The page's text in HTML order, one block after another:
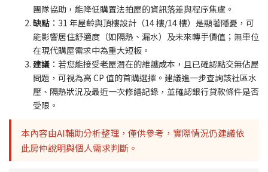
團隊協助，能降低購置法拍屋的資訊落差與程序焦慮。
缺點 ：31 年屋齡與頂樓設計（14 樓/14 樓）是顯著隱憂，可
能影響居住舒適度（如隔熱、漏水）及未來轉手價值；無車位
在現代購屋需求中為重大短板。
建議 ：若您能接受老屋潛在的維護成本，且已確認點交無佔屋
問題，可視為高 CP 值的首購選擇。建議進一步查詢該社區水
壓、隔熱狀況及最近一次修繕記錄，並確認銀行貸款條件是否
受限。
本內容由AI輔助分析整理，僅供參考，實際情況仍建議依
此房仲說明與個人需求判斷。